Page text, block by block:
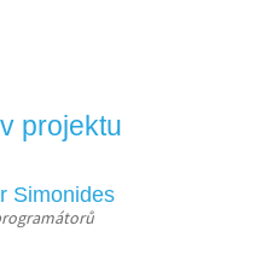
projektu
Simonides